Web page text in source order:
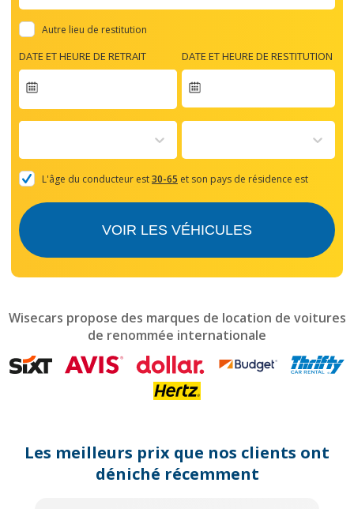
Autre lieu de restitution
DATE ET HEURE DE RETRAIT
forward
with
the
and
mark
get
the
dates.
DATE ET HEURE DE RESTITUTION
L'âge du conducteur est30-65 et son pays de résidence est
VOIR LES VÉHICULES
Wisecars propose des marques de location de voitures
de renommée internationale
Les meilleurs prix que nos clients ont
déniché récemment